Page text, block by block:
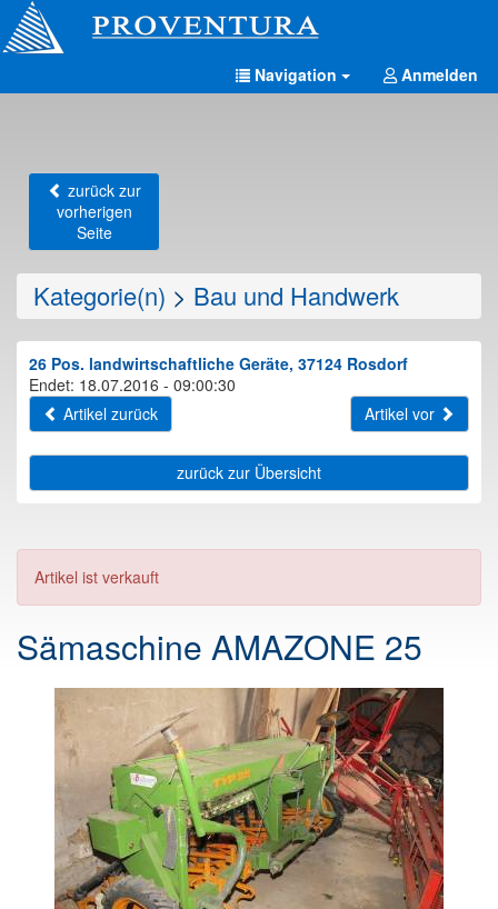
Navigation Anmelden
zurück zur
vorherigen
Seite
Kategorie(n) > Bau und Handwerk
26 Pos. landwirtschaftliche Geräte, 37124 Rosdorf
Endet: 18.07.2016 - 09:00:30
Artikel zurück
Artikel vor
zurück zur Übersicht
Artikel ist verkauft
Sämaschine AMAZONE 25